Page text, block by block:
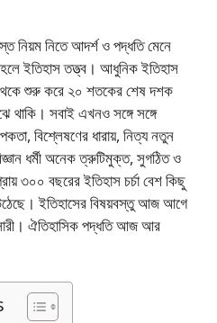
নিয়ম নিতে আদর্শ ও পদ্ধতি মেনে
ইতিহাস তত্ত্ব। আধুনিক ইতিহাস
শুরু করে ২০ শতকের শেষ দশক
থাকি। সবাই এখনও সঙ্গে সঙ্গে
বিশ্লেষণের ধারায়, নিত্য নতুন
ধর্মী অনেক ত্রুটিমুক্ত, সুগঠিত ও
৩০০ বছরের ইতিহাস চর্চা বেশ কিছু
ইতিহাসের বিষয়বস্তু আজ আগে
ঐতিহাসিক পদ্ধতি আজ আর